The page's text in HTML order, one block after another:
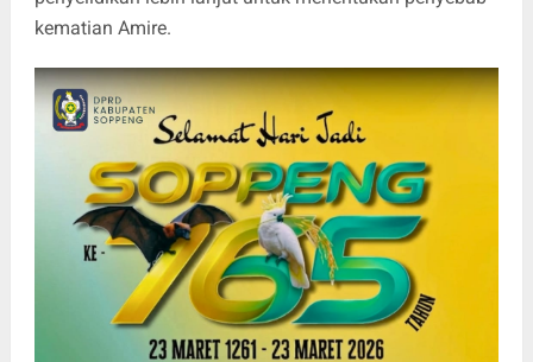
kematian Amire.